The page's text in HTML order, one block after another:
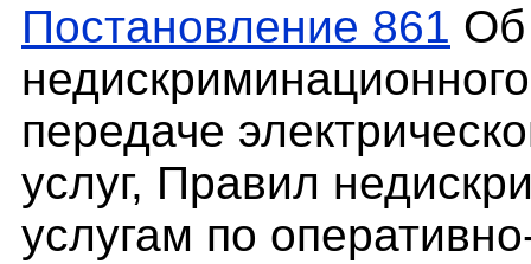
Постановление 861 Об
передаче
услуг, Правил
услугам по